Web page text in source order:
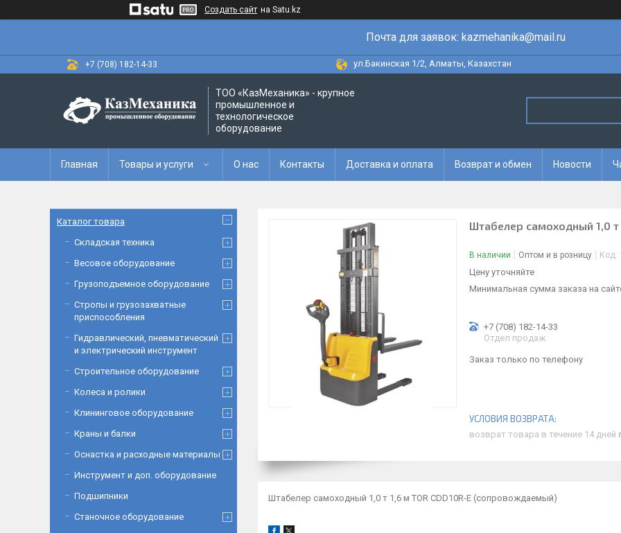
Создать сайт на Satu.kz
Почта для заявок: kazmehanika@mail.ru
+7 (708) 182-14-33 ул.Бакинская 1/2, Алматы, Казахстан
ТОО «‎КазМеханика» - крупное
промышленное и
технологическое
оборудование
Главная Товары и услуги О нас Контакты Доставка и оплата Возврат и обмен Новости
Штабелер самоходный 1,0
В наличии Оптом и в розницу Код:
Цену уточняйте
Минимальная сумма заказа на
+7 (708) 182-14-33
Отдел продаж
Заказ только по телефону
возврат товара в течение 14 дней
Штабелер самоходный 1,0 т 1,6 м TOR CDD10R-E (сопровождаемый)
Каталог товара
Складская техника
Весовое оборудование
Грузоподъемное оборудование
Стропы и грузозахватные
приспособления
Гидравлический, пневматический
и электрический инструмент
Строительное оборудование
Колеса и ролики
Клининговое оборудование
Краны и балки
Оснастка и расходные материалы
Инструмент и доп. оборудование
Подшипники
Станочное оборудование